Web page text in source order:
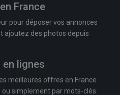
France
pour déposer vos annonces
ajoutez des photos depuis
lignes
meilleures offres en France
ou simplement par mots-clés.